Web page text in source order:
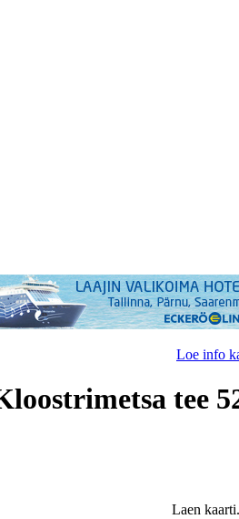
Loe info
tee
Laen